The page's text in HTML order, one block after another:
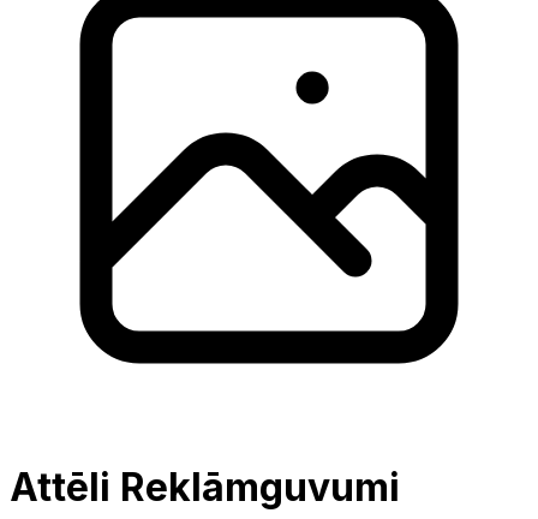
Attēli Reklāmguvumi